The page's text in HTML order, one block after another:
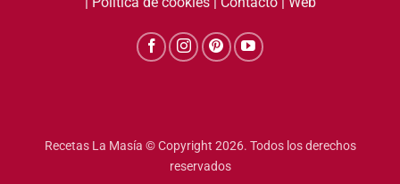
Recetas La Masía © Copyright 2026. Todos los derechos
reservados